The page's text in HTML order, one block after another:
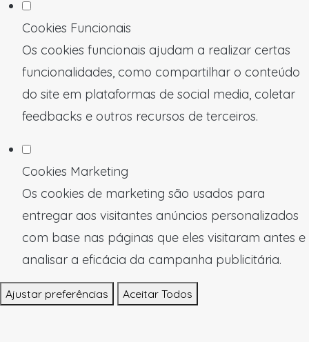
Cookies Funcionais
Os cookies funcionais ajudam a realizar certas
funcionalidades, como compartilhar o conteúdo
do site em plataformas de social media, coletar
feedbacks e outros recursos de terceiros.
Cookies Marketing
Os cookies de marketing são usados para
entregar aos visitantes anúncios personalizados
com base nas páginas que eles visitaram antes e
analisar a eficácia da campanha publicitária.
Ajustar preferências Aceitar Todos